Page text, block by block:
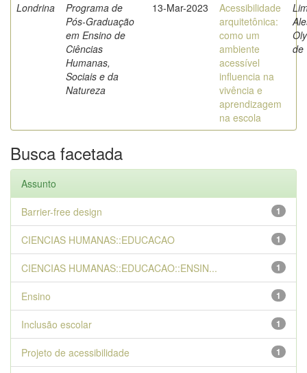
Londrina
Programa de
Pós-Graduação
em Ensino de
Ciências
Humanas,
Sociais e da
Natureza
13-Mar-2023
Acessibilidade
arquitetônica:
como um
ambiente
acessível
influencia na
vivência e
aprendizagem
na escola
de
Busca facetada
Assunto
1
Barrier-free design
1
CIENCIAS HUMANAS::EDUCACAO
1
CIENCIAS HUMANAS::EDUCACAO::ENSIN...
1
Ensino
1
Inclusão escolar
1
Projeto de acessibilidade